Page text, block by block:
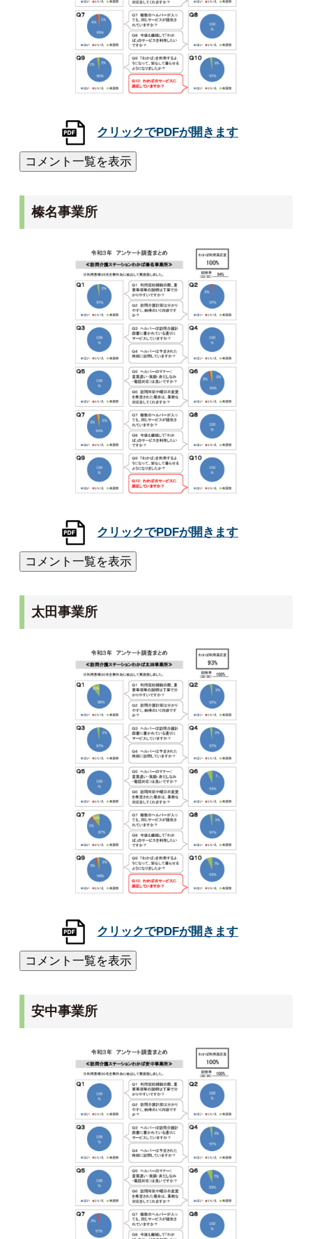
榛名事業所
太田事業所
安中事業所